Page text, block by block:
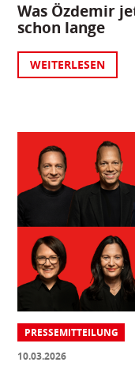
Was Özdemir
schon lange
WEITERLESEN
PRESSEMITTEILUNG
10.03.2026